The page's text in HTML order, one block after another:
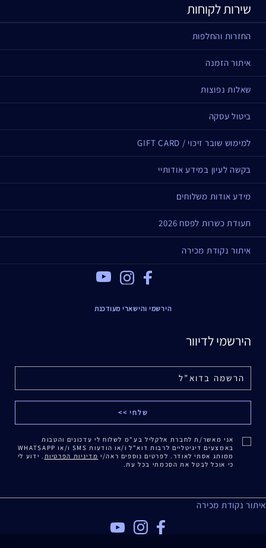
שירות לקוחות
החזרות והחלפות
איתור הזמנה
שאלות נפוצות
ביטול עסקה
למימוש שובר זיכוי / GIFT CARD
בקשה לעיון במידע אודותיי
מידע אודות משלוחים
תעודת כשרות לפסח 2026
איתור נקודת מכירה
Facebook
הירשמי והישארי מעודכנת
הירשמי לדיוור
אני מאשר/ת לחברת אלקליל בע"מ לשלוח לי עדכונים והטבות
באמצעים דיגיטליים לרבות דוא"ל ו/או הודעות SMS ו/או WHATSAPP
ממותג אסתי לאודר. לפרטים נוספים ראה/י מדיניות הפרטיות . ידוע לי
כי אוכל לבטל את הסכמתי בכל עת.
איתור נקודת מכירה